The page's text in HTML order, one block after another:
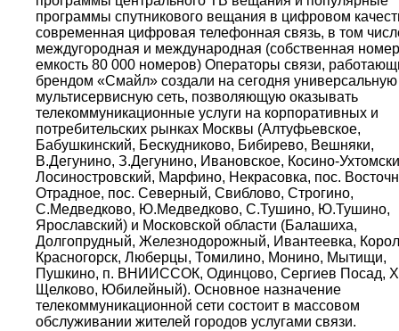
программы спутникового вещания в цифровом
современная цифровая телефонная связь, в том
междугородная и международная (собственная
емкость 80 000 номеров) Операторы связи,
брендом «Смайл» создали на сегодня универсальную
мультисервисную сеть, позволяющую оказывать
телекоммуникационные услуги на корпоративных и
потребительских рынках Москвы (Алтуфьевское,
Бабушкинский, Бескудниково, Бибирево, Вешняки,
В.Дегунино, З.Дегунино, Ивановское, Косино-
Лосиностровский, Марфино, Некрасовка, пос.
Отрадное, пос. Северный, Свиблово, Строгино,
С.Медведково, Ю.Медведково, С.Тушино, Ю.Тушино,
Ярославский) и Московской области (Балашиха,
Долгопрудный, Железнодорожный, Ивантеевка,
Красногорск, Люберцы, Томилино, Монино, Мытищи,
Пушкино, п. ВНИИССОК, Одинцово, Сергиев Посад,
Щелково, Юбилейный). Основное назначение
телекоммуникационной сети состоит в массовом
обслуживании жителей городов услугами связи.